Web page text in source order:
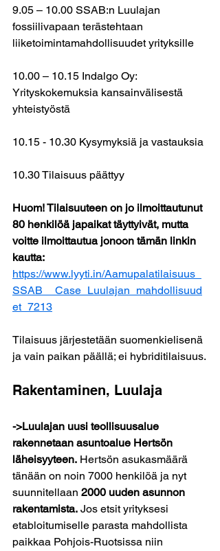
9.05 – 10.00 SSAB:n Luulajan
fossiilivapaan terästehtaan
liiketoimintamahdollisuudet yrityksille
10.00 – 10.15 Indalgo Oy:
Yrityskokemuksia kansainvälisestä
yhteistyöstä
10.15 - 10.30 Kysymyksiä ja vastauksia
10.30 Tilaisuus päättyy
Huom! Tilaisuuteen on jo ilmoittautunut
80 henkilöä japaikat täyttyivät, mutta
voitte ilmoittautua jonoon tämän linkin
kautta:
https://www.lyyti.in/Aamupalatilaisuus_
SSAB__Case_Luulajan_mahdollisuud
et_7213
Tilaisuus järjestetään suomenkielisenä
ja vain paikan päällä; ei hybriditilaisuus.
Rakentaminen, Luulaja
->Luulajan uusi teollisuusalue
rakennetaan asuntoalue Hertsön
läheisyyteen. Hertsön asukasmäärä
tänään on noin 7000 henkilöä ja nyt
suunnitellaan 2000 uuden asunnon
rakentamista. Jos etsit yrityksesi
etabloitumiselle parasta mahdollista
paikkaa Pohjois-Ruotsissa niin